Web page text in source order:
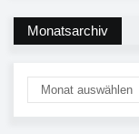
Monatsarchiv